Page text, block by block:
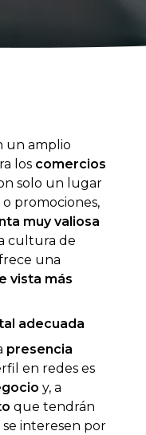
un amplio
los comercios
solo un lugar
promociones,
muy valiosa
cultura de
una
vista más
adecuada
presencia
en redes es
y, a
que tendrán
interesen por